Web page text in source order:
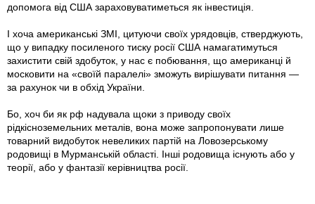
допомога від США зараховуватиметься як інвестиція.
І хоча американські ЗМІ, цитуючи своїх урядовців, стверджують,
що у випадку посиленого тиску росії США намагатимуться
захистити свій здобуток, у нас є побювання, що американці й
московити на «своїй паралелі» зможуть вирішувати питання —
за рахунок чи в обхід України.
Бо, хоч би як рф надувала щоки з приводу своїх
рідкісноземельних металів, вона може запропонувати лише
товарний видобуток невеликих партій на Ловозерському
родовищі в Мурманській області. Інші родовища існують або у
теорії, або у фантазії керівництва росії.